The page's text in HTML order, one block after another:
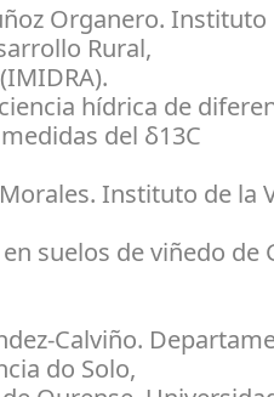
Organero.
Rural,
hídrica de
del δ13C
Instituto de la
suelos de viñedo de
Calviño.
do Solo,